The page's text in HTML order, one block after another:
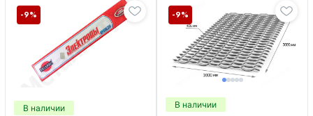
В наличии
-9%
В наличии
-9%